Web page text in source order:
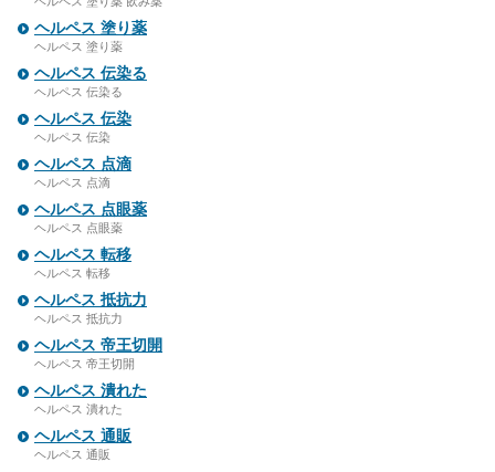
ヘルペス 塗り薬
ヘルペス 塗り薬
ヘルペス 伝染る
ヘルペス 伝染る
ヘルペス 伝染
ヘルペス 伝染
ヘルペス 点滴
ヘルペス 点滴
ヘルペス 点眼薬
ヘルペス 点眼薬
ヘルペス 転移
ヘルペス 転移
ヘルペス 抵抗力
ヘルペス 抵抗力
ヘルペス 帝王切開
ヘルペス 帝王切開
ヘルペス 潰れた
ヘルペス 潰れた
ヘルペス 通販
ヘルペス 通販